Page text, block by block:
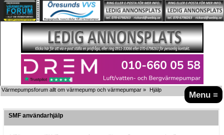
Menu ≡
Värmepumpsforum allt om värmepump och värmepumpar » Hjälp
SMF användarhjälp